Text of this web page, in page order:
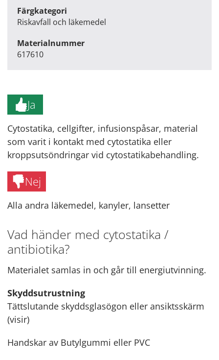
Färgkategori
Riskavfall och läkemedel
Materialnummer
617610
Ja
Cytostatika, cellgifter, infusionspåsar, material
som varit i kontakt med cytostatika eller
kroppsutsöndringar vid cytostatikabehandling.
Nej
Alla andra läkemedel, kanyler, lansetter
Vad händer med cytostatika /
antibiotika?
Materialet samlas in och går till energiutvinning.
Skyddsutrustning
Tättslutande skyddsglasögon eller ansiktsskärm
(visir)
Handskar av Butylgummi eller PVC